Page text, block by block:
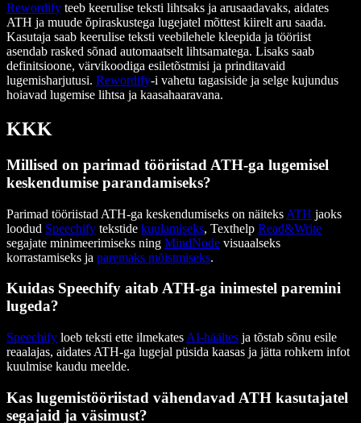
Rewordify teeb keerulise teksti lihtsaks ja arusaadavaks, aidates
ATH ja muude õpiraskustega lugejatel mõttest kiirelt aru saada.
Kasutaja saab keerulise teksti veebilehele kleepida ja tööriist
asendab rasked sõnad automaatselt lihtsamatega. Lisaks saab
definitsioone, värvikoodiga esiletõstmisi ja prinditavaid
lugemisharjutusi. Rewordify-i vahetu tagasiside ja selge kujundus
hoiavad lugemise lihtsa ja kaasahaaravana.
KKK
Millised on parimad tööriistad ATH-ga lugemisel
keskendumise parandamiseks?
Parimad tööriistad ATH-ga keskendumiseks on näiteks ATH jaoks
loodud Speechify tekstide kuulamiseks, Texthelp Read&Write
segajate minimeerimiseks ning MindNode visuaalseks
korrastamiseks ja paremaks mõistmiseks.
Kuidas Speechify aitab ATH-ga inimestel paremini
lugeda?
Speechify loeb teksti ette ilmekates AI-häältes ja tõstab sõnu esile
reaalajas, aidates ATH-ga lugejal püsida kaasas ja jätta rohkem infot
kuulmise kaudu meelde.
Kas lugemistööriistad vähendavad ATH kasutajatel
segajaid ja väsimust?